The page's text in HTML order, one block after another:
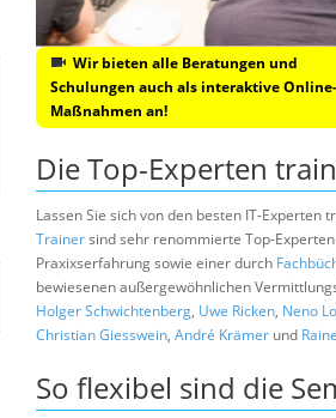
Wir bieten alle Beratungen und
Schulungen auch als interaktive Online-
Maßnahmen an!
Die Top-Experten
Lassen Sie sich von den besten IT-Experten
Trainersind sehr renommierte Top-
Praxixserfahrung sowie einer durch
bewiesenen außergewöhnlichen
Holger Schwichtenberg, Uwe Ricken, Neno
Christian Giesswein, André Krämer und
So flexibel sind die